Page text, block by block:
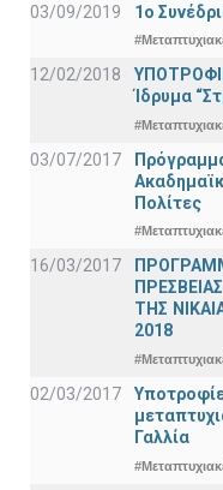
03/09/2019 1ο
12/02/2018
Ίδρυμα
03/07/2017
Πολίτες
16/03/2017
ΤΗΣ
2018
02/03/2017
Γαλλία